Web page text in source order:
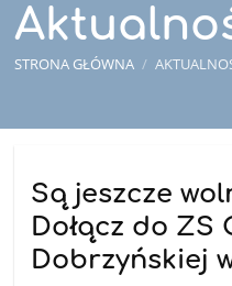
STRONA GŁÓWNA /
Są jeszcze
Dołącz do ZS
Dobrzyńskiej